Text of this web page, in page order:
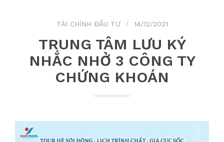
TÀI CHÍNH ĐẦU TƯ 14/12/2021
TRUNG TÂM LƯU KÝ
NHẮC NHỞ 3 CÔNG TY
CHỨNG KHOÁN